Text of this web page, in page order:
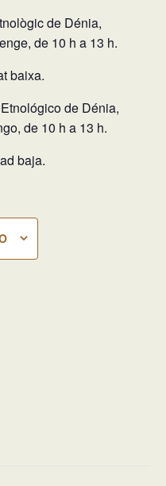
de Dénia,
de 10 h a 13 h.
baixa.
de Dénia,
de 10 h a 13 h.
baja.